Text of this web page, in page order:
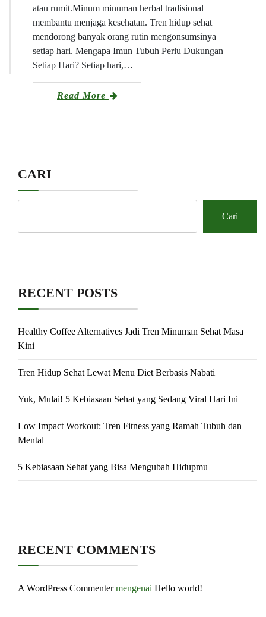
atau rumit.Minum minuman herbal tradisional
membantu menjaga kesehatan. Tren hidup sehat
mendorong banyak orang rutin mengonsumsinya
setiap hari. Mengapa Imun Tubuh Perlu Dukungan
Setiap Hari? Setiap hari,…
Read More
CARI
Cari
RECENT POSTS
Healthy Coffee Alternatives Jadi Tren Minuman Sehat Masa
Kini
Tren Hidup Sehat Lewat Menu Diet Berbasis Nabati
Yuk, Mulai! 5 Kebiasaan Sehat yang Sedang Viral Hari Ini
Low Impact Workout: Tren Fitness yang Ramah Tubuh dan
Mental
5 Kebiasaan Sehat yang Bisa Mengubah Hidupmu
RECENT COMMENTS
A WordPress Commentermengenai Hello world!